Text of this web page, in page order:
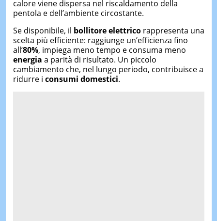
calore viene dispersa nel riscaldamento della
pentola e dell’ambiente circostante.
Se disponibile, il bollitore elettricorappresenta una
scelta più efficiente: raggiunge un’efficienza fino
all’80%, impiega meno tempo e consuma meno
energia a parità di risultato. Un piccolo
cambiamento che, nel lungo periodo, contribuisce a
ridurre i consumi domestici.